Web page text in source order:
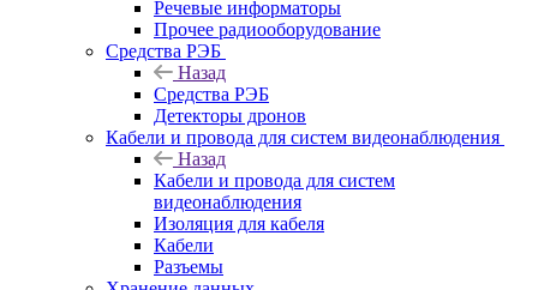
Речевые информаторы
Прочее радиооборудование
Средства РЭБ
Назад
Средства РЭБ
Детекторы дронов
Кабели и провода для систем видеонаблюдения
Назад
Кабели и провода для систем
видеонаблюдения
Изоляция для кабеля
Кабели
Разъемы